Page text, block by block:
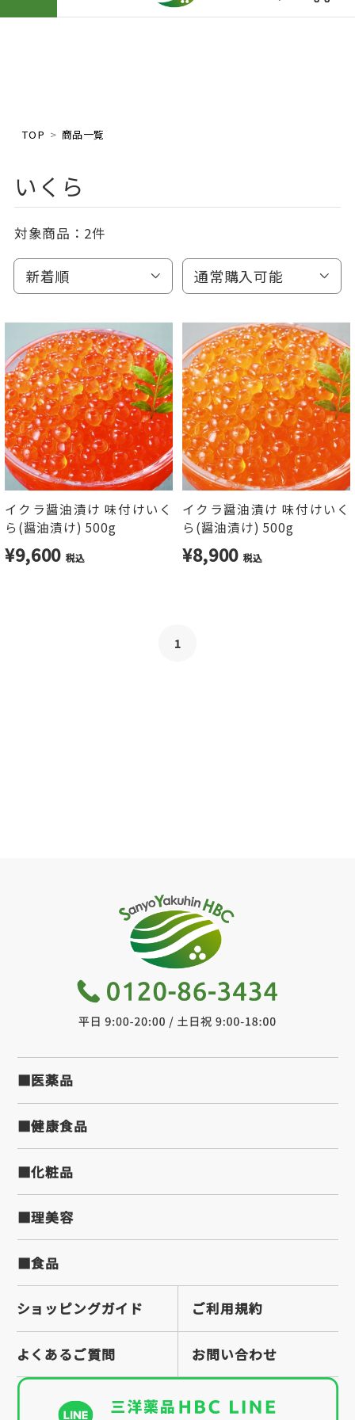
TOP 商品一覧
いくら
対象商品： 2件
新着順 通常購入可能
イクラ醤油漬け 味付けいく
ら(醤油漬け) 500g
¥9,600 税込
イクラ醤油漬け 味付けいく
ら(醤油漬け) 500g
¥8,900 税込
1
■医薬品
■健康食品
■化粧品
■理美容
■食品
ショッピングガイド ご利用規約
よくあるご質問 お問い合わせ